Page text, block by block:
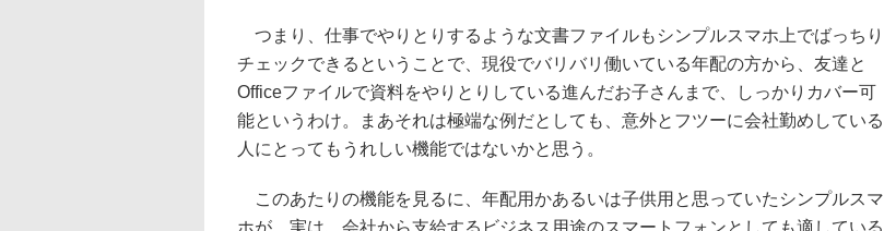
つまり、仕事でやりとりするような文書ファイルもシンプルスマホ上でばっちり
チェックできるということで、現役でバリバリ働いている年配の方から、友達と
Officeファイルで資料をやりとりしている進んだお子さんまで、しっかりカバー可
能というわけ。まあそれは極端な例だとしても、意外とフツーに会社勤めしている
人にとってもうれしい機能ではないかと思う。
このあたりの機能を見るに、年配用かあるいは子供用と思っていたシンプルスマ
ホが、実は、会社から支給するビジネス用途のスマートフォンとしても適している